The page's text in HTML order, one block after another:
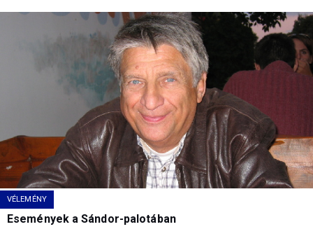
VÉLEMÉNY
Események a Sándor-palotában